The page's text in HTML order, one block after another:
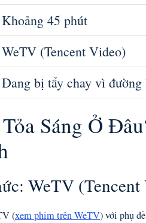
Khoảng 45 phút
WeTV (Tencent Video)
Đang bị tẩy chay vì
Sáng Ở
WeTV
(xem phim trên WeTV) với phụ